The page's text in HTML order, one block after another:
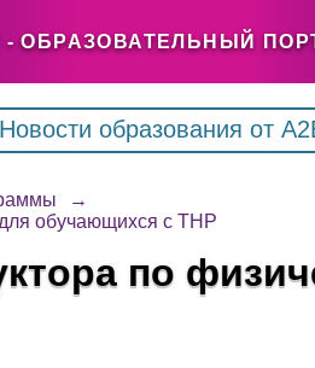
- ОБРАЗОВАТЕЛЬНЫЙ
Новости образования от
→
для обучающихся с ТНР
по